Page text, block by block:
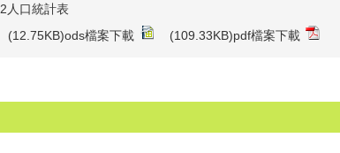
2人口統計表
(12.75KB)ods檔案下載
(109.33KB)pdf檔案下載